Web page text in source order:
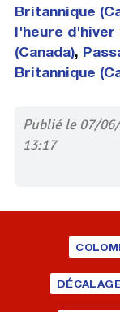
Britannique
l'heure d'hiver
(Canada),
Britannique
Publié le 07/
13:17